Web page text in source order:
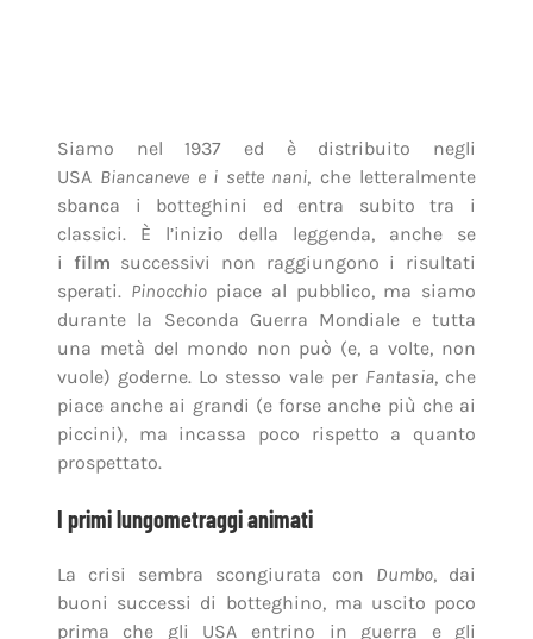
una metà del mondo non può (e, a volte, non
vuole) goderne. Lo stesso vale perFantasia, che
piace anche ai grandi (e forse anche più che ai
piccini), ma incassa poco rispetto a quanto
prospettato.
I primi lungometraggi animati
La crisi sembra scongiurata con Dumbo
, dai
buoni successi di botteghino, ma uscito poco
prima che gli USA entrino in guerra e gli
studi
Disney
siano requisiti dall’esercito a Stelle
& Strisce. Ordini dall’alto chiedono cartoni di
propaganda. È un periodo di fermento per tutto
il mondo e ne risente
ripagare i costi di produzione. Per supplire ai
minori incassi, Walt Disneydecide di mandare
nuovamente in sala
Biancaneve (la sua fantasia